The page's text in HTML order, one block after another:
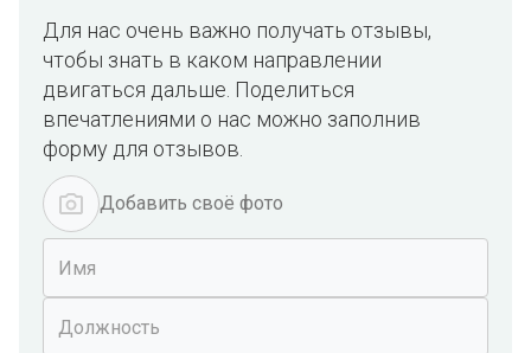
Для нас очень важно получать отзывы,
чтобы знать в каком направлении
двигаться дальше. Поделиться
впечатлениями о нас можно заполнив
форму для отзывов.
Добавить своё фото